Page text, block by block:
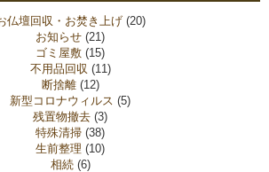
仏壇回収・お焚き上げ(20)
お知らせ (21)
ゴミ屋敷 (15)
不用品回収 (11)
断捨離(12)
新型コロナウィルス (5)
残置物撤去 (3)
特殊清掃 (38)
生前整理 (10)
相続(6)